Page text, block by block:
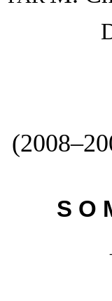
S O